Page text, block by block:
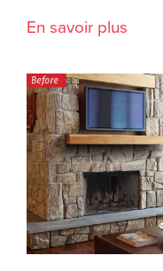
En savoir plus